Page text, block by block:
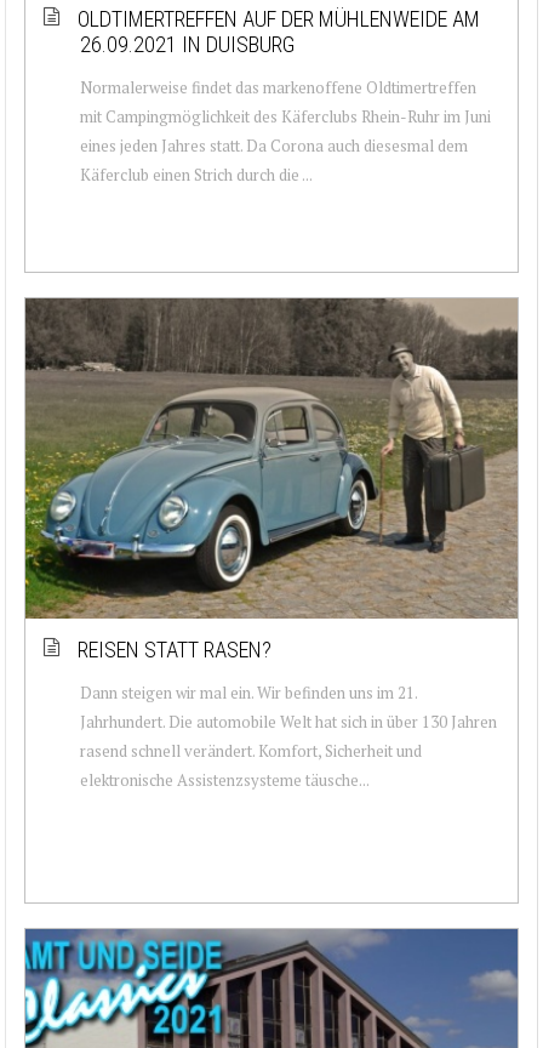
OLDTIMERTREFFEN AUF DER MÜHLENWEIDE AM
26.09.2021 IN DUISBURG
Normalerweise findet das markenoffene Oldtimertreffen
mit Campingmöglichkeit des Käferclubs Rhein-Ruhr im Juni
eines jeden Jahres statt. Da Corona auch diesesmal dem
Käferclub einen Strich durch die ...
REISEN STATT RASEN?
Dann steigen wir mal ein. Wir befinden uns im 21.
Jahrhundert. Die automobile Welt hat sich in über 130 Jahren
rasend schnell verändert. Komfort, Sicherheit und
elektronische Assistenzsysteme täusche...